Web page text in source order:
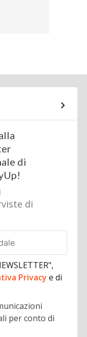
di
di
Privacye di
per conto di